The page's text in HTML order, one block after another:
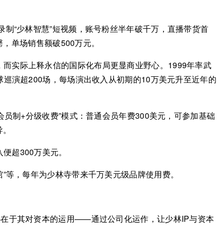
“少林智慧”短视频，账号粉丝半年破千万，直播带货首
单场销售额破500万元。
实际上释永信的国际化布局更显商业野心。1999年率武
演超200场，每场演出收入从初期的10万美元升至近年的
员制+分级收费”模式：普通会员年费300美元，可参加基础
超300万美元。
等，每年为少林寺带来千万美元级品牌使用费。
于其对资本的运用——通过公司化运作，让少林IP与资本